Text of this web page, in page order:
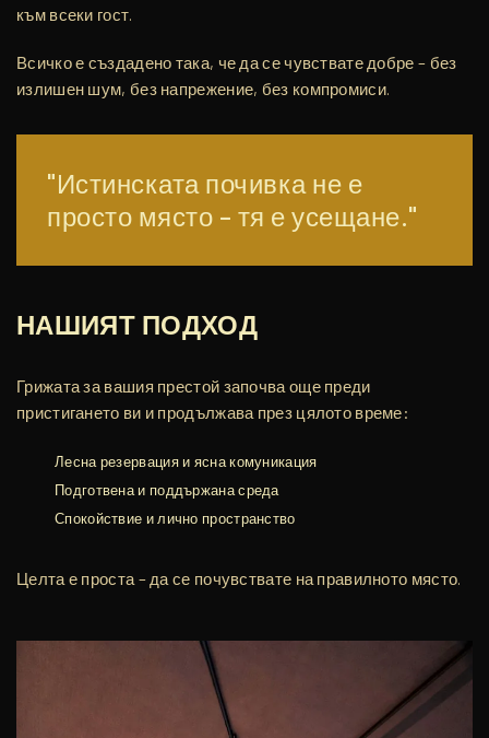
към всеки гост.
Всичко е създадено така, че да се чувствате добре – без
излишен шум, без напрежение, без компромиси.
"Истинската почивка не е
просто място – тя е усещане."
НАШИЯТ ПОДХОД
Грижата за вашия престой започва още преди
пристигането ви и продължава през цялото време:
Лесна резервация и ясна комуникация
Подготвена и поддържана среда
Спокойствие и лично пространство
Целта е проста – да се почувствате на правилното място.